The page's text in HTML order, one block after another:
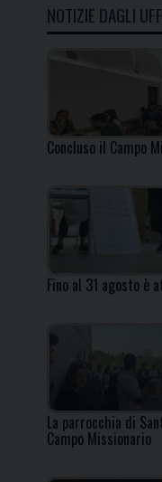
NOTIZIE DAGLI
Concluso il Campo
Fino al 31 agosto è
La parrocchia di
Campo Missionario